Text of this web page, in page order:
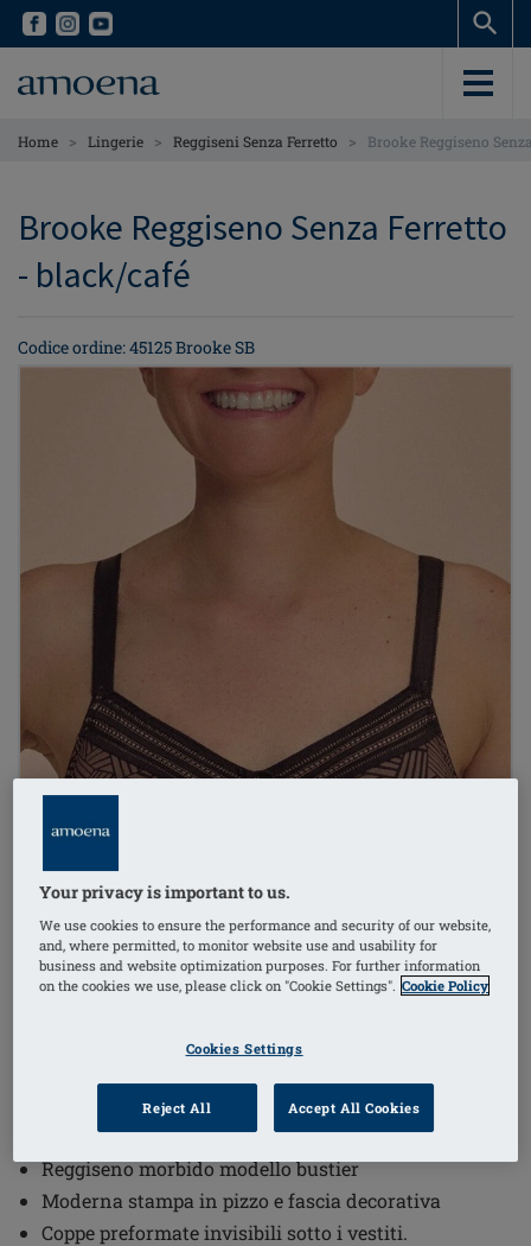
Skip
content
Skip
content
Home > Lingerie > Reggiseni Senza Ferretto > Brooke Reggiseno
Brooke Reggiseno Senza Ferretto
- black/café
Codice ordine: 45125 Brooke SB
Codice ordine: 45125 Brooke SB
Reggiseno morbido modello bustier
Moderna stampa in pizzo e fascia decorativa
Coppe preformate invisibili sotto i vestiti.
Your privacy is important to us.
We use cookies to ensure the performance and security of our website,
and, where permitted, to monitor website use and usability for
business and website optimization purposes. For further information
on the cookies we use, please click on "Cookie Settings". Cookie Policy
Cookies Settings
Reject All Accept All Cookies